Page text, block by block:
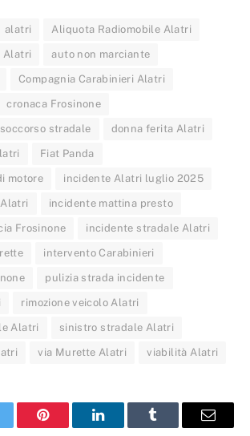
alatri Aliquota Radiomobile Alatri
Alatri auto non marciante
Compagnia Carabinieri Alatri
cronaca Frosinone
stradale donna ferita Alatri
Fiat Panda
motore incidente Alatri luglio 2025
incidente mattina presto
Frosinone incidente stradale Alatri
intervento Carabinieri
pulizia strada incidente
rimozione veicolo Alatri
Alatri sinistro stradale Alatri
via Murette Alatri viabilità Alatri
Pinterest LinkedInTumblr Email